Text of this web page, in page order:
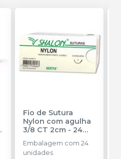
Fio de Sutura
Nylon com agulha
3/8 CT 2cm - 24
unidades
SHALON
Embalagem com 24
unidades